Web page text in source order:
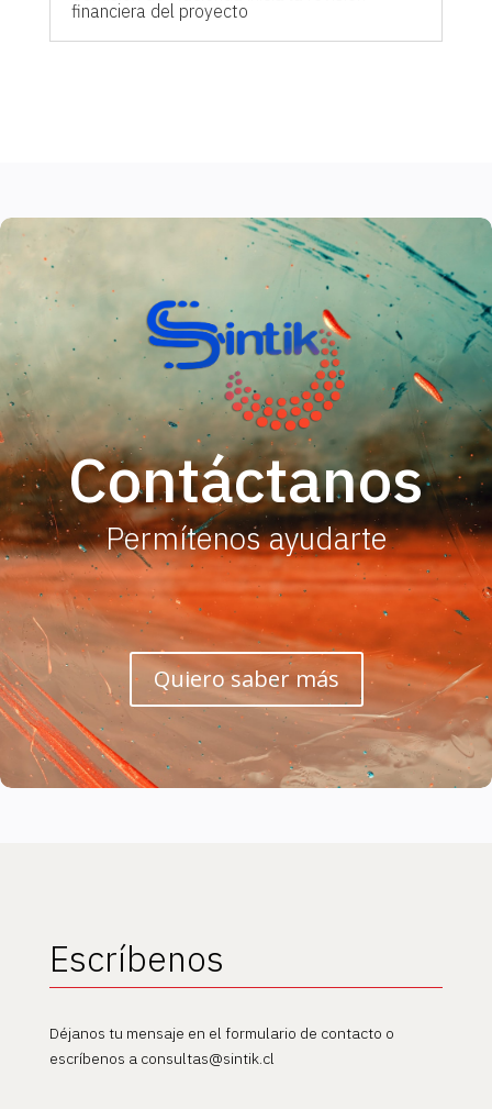
financiera del proyecto
Contáctanos
Permítenos ayudarte
Quiero saber más
Escríbenos
Déjanos tu mensaje en el formulario de contacto o
escríbenos a consultas@sintik.cl